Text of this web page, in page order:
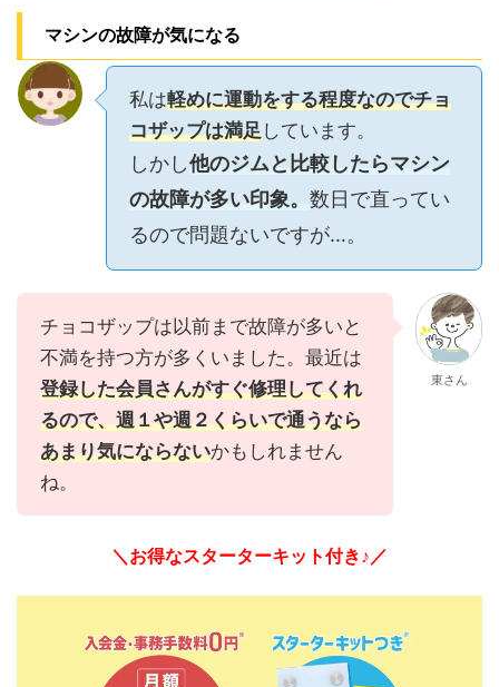
マシンの故障が気になる
私は軽めに運動をする程度なのでチョ
コザップは満足しています。
しかし他のジムと比較したらマシン
の故障が多い印象。 数日で直ってい
るので問題ないですが…。
チョコザップは以前まで故障が多いと
不満を持つ方が多くいました。最近は
登録した会員さんがすぐ修理してくれ
るので、週１や週２くらいで通うなら
あまり気にならないかもしれません
ね。
東さん
＼お得なスターターキット付き♪／